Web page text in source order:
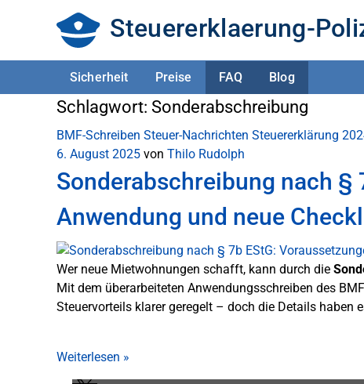
Steuererklaerung-
Sicherheit Preise FAQ Blog
Schlagwort: Sonderabschreibung
BMF-Schreiben Steuer-Nachrichten Steuererklärung
6. August 2025 von Thilo Rudolph
Sonderabschreibung nach §
Anwendung und neue
Wer neue Mietwohnungen schafft, kann durch die
Mit dem überarbeiteten Anwendungsschreiben des
Steuervorteils klarer geregelt – doch die Details haben
Weiterlesen »